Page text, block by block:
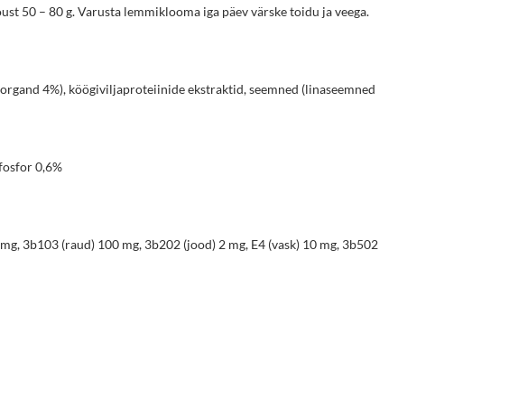
50 – 80 g. Varusta lemmiklooma iga päev värske toidu ja veega.
4%), köögiviljaproteiinide ekstraktid, seemned (linaseemned
0,6%
3b103 (raud) 100 mg, 3b202 (jood) 2 mg, E4 (vask) 10 mg, 3b502